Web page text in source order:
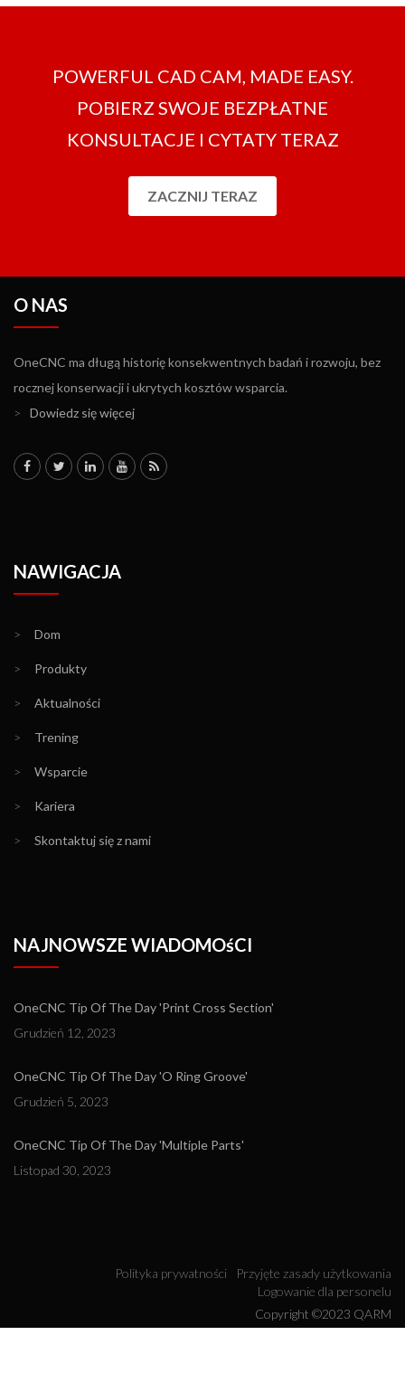
POWERFUL CAD CAM, MADE EASY.
POBIERZ SWOJE BEZPŁATNE
KONSULTACJE I CYTATY TERAZ
ZACZNIJ TERAZ
O NAS
OneCNC ma długą historię konsekwentnych badań i rozwoju, bez
rocznej konserwacji i ukrytych kosztów wsparcia.
>
Dowiedz się więcej
NAWIGACJA
> Dom
> Produkty
> Aktualności
> Trening
> Wsparcie
> Kariera
> Skontaktuj się z nami
NAJNOWSZE WIADOMOśCI
OneCNC Tip Of The Day 'Print Cross Section'
Grudzień 12, 2023
OneCNC Tip Of The Day 'O Ring Groove'
Grudzień 5, 2023
OneCNC Tip Of The Day 'Multiple Parts'
Listopad 30, 2023
Polityka prywatności
Przyjęte zasady użytkowania
Logowanie dla personelu
Copyright ©2023 QARM